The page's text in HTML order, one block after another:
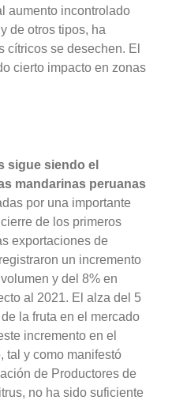
aumento incontrolado
de otros tipos, ha
cítricos se desechen. El
cierto impacto en zonas
sigue siendo el
mandarinas peruanas
por una importante
de los primeros
exportaciones de
un incremento
y del 8% en
al 2021. El alza del 5
la fruta en el mercado
incremento en el
tal y como manifestó
de Productores de
no ha sido suficiente